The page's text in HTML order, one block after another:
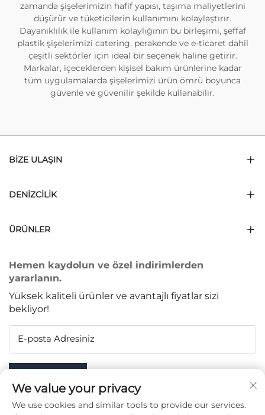
zamanda şişelerimizin hafif yapısı, taşıma maliyetlerini
düşürür ve tüketicilerin kullanımını kolaylaştırır.
Dayanıklılık ile kullanım kolaylığının bu birleşimi, şeffaf
plastik şişelerimizi catering, perakende ve e-ticaret dahil
çeşitli sektörler için ideal bir seçenek haline getirir.
Markalar, içeceklerden kişisel bakım ürünlerine kadar
tüm uygulamalarda şişelerimizi ürün ömrü boyunca
güvenle ve güvenilir şekilde kullanabilir.
BIZE ULAŞIN
DENIZCILIK
ÜRÜNLER
Hemen kaydolun ve özel indirimlerden
yararlanın.
Yüksek kaliteli ürünler ve avantajlı fiyatlar sizi
bekliyor!
E-posta Adresiniz
We value your privacy
We use cookies and similar tools to provide our services.